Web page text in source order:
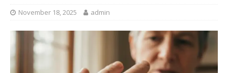
November 18, 2025 admin